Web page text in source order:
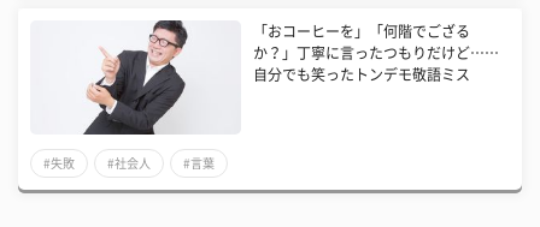
「おコーヒーを」「何階でござる
か？」丁寧に言ったつもりだけど……
自分でも笑ったトンデモ敬語ミス
#失敗 #社会人 #言葉